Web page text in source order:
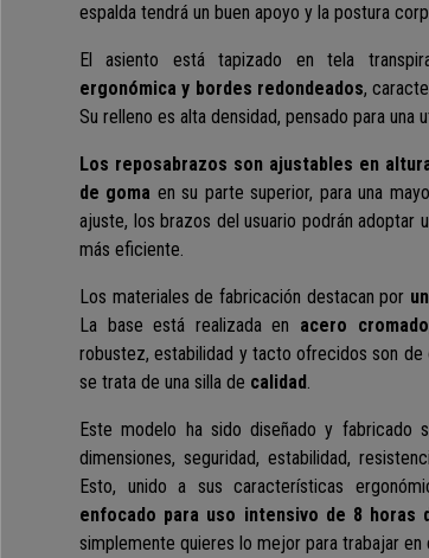
espalda tendrá un buen apoyo y la postura
El asiento está tapizado en tela
ergonómica y bordes redondeados,
Su relleno es alta densidad, pensado para una
Los reposabrazos son ajustables en
de goma en su parte superior, para una
ajuste, los brazos del usuario podrán adoptar
más eficiente.
Los materiales de fabricación destacan por
La base está realizada en acero cromado
robustez, estabilidad y tacto ofrecidos son
se trata de una silla de calidad .
Este modelo ha sido diseñado y fabricado
dimensiones, seguridad, estabilidad,
Esto, unido a sus características
enfocado para uso intensivo de 8 horas
simplemente quieres lo mejor para trabajar en